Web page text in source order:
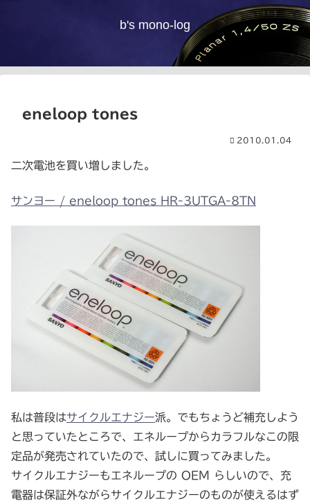
b's mono-log
eneloop tones
2010.01.04
二次電池を買い増しました。
サンヨー / eneloop tones HR-3UTGA-8TN
私は普段はサイクルエナジー派。でもちょうど補充しよう
と思っていたところで、エネループからカラフルなこの限
定品が発売されていたので、試しに買ってみました。
サイクルエナジーもエネループの OEM らしいので、充
電器は保証外ながらサイクルエナジーのものが使えるはず